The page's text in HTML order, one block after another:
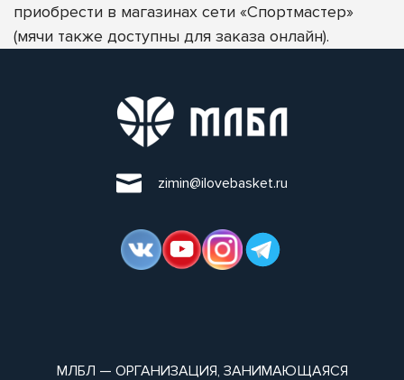
приобрести в магазинах сети «Спортмастер»
(мячи также доступны для заказа онлайн).
zimin@ilovebasket.ru
МЛБЛ — ОРГАНИЗАЦИЯ, ЗАНИМАЮЩАЯСЯ